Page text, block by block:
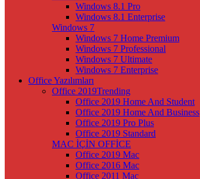
Windows 8.1 Pro
Windows 8.1 Enterprise
Windows 7
Windows 7 Home Premium
Windows 7 Professional
Windows 7 Ultimate
Windows 7 Enterprise
Office Yazılımları
Office 2019Trending
Office 2019 Home And Student
Office 2019 Home And Business
Office 2019 Pro Plus
Office 2019 Standard
MAC İÇİN OFFİCE
Office 2019 Mac
Office 2016 Mac
Office 2011 Mac